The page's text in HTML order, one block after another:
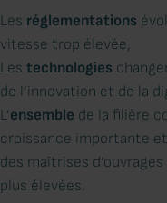
Les réglementations
vitesse trop élevée,
Les technologies
de l’innovation et de la
L’ensemble de la filière
croissance importante
des maîtrises
plus élevées.